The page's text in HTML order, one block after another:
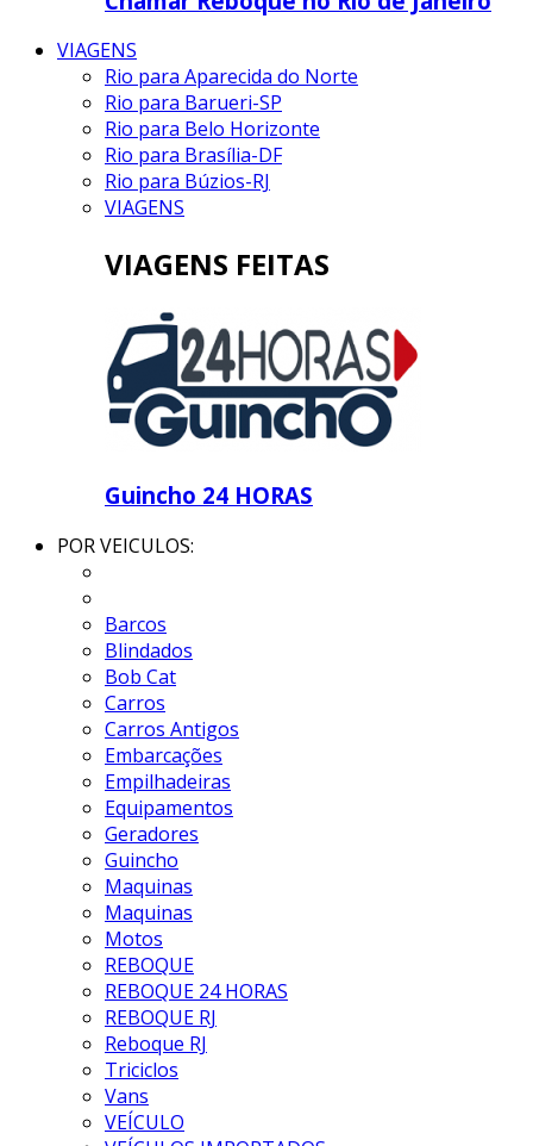
VIAGENS
Rio para Aparecida do Norte
Rio para Barueri-SP
Rio para Belo Horizonte
Rio para Brasília-DF
Rio para Búzios-RJ
VIAGENS
VIAGENS FEITAS
Guincho 24 HORAS
POR VEICULOS:
Barcos
Blindados
Bob Cat
Carros
Carros Antigos
Embarcações
Empilhadeiras
Equipamentos
Geradores
Guincho
Maquinas
Maquinas
Motos
REBOQUE
REBOQUE 24 HORAS
REBOQUE RJ
Reboque RJ
Triciclos
Vans
VEÍCULO